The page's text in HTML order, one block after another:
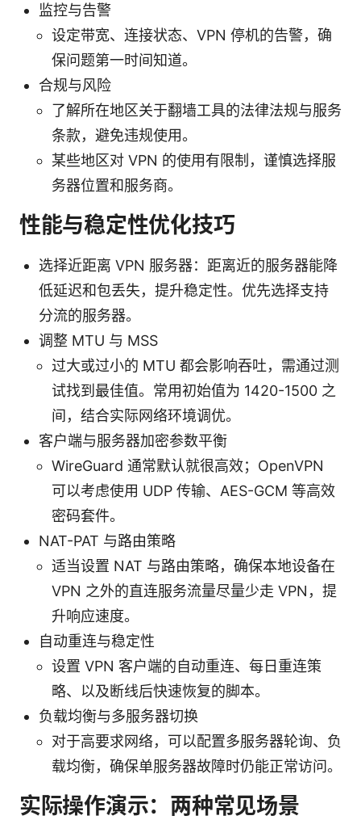
监控与告警
设定带宽、连接状态、VPN 停机的告警，确
保问题第一时间知道。
合规与风险
了解所在地区关于翻墙工具的法律法规与服务
条款，避免违规使用。
某些地区对 VPN 的使用有限制，谨慎选择服
务器位置和服务商。
性能与稳定性优化技巧
选择近距离 VPN 服务器：距离近的服务器能降
低延迟和包丢失，提升稳定性。优先选择支持
分流的服务器。
调整 MTU 与 MSS
过大或过小的 MTU 都会影响吞吐，需通过测
试找到最佳值。常用初始值为 1420-1500 之
间，结合实际网络环境调优。
客户端与服务器加密参数平衡
WireGuard 通常默认就很高效；OpenVPN
可以考虑使用 UDP 传输、AES-GCM 等高效
密码套件。
NAT-PAT 与路由策略
适当设置 NAT 与路由策略，确保本地设备在
VPN 之外的直连服务流量尽量少走 VPN，提
升响应速度。
自动重连与稳定性
设置 VPN 客户端的自动重连、每日重连策
略、以及断线后快速恢复的脚本。
负载均衡与多服务器切换
对于高要求网络，可以配置多服务器轮询、负
载均衡，确保单服务器故障时仍能正常访问。
实际操作演示：两种常见场景